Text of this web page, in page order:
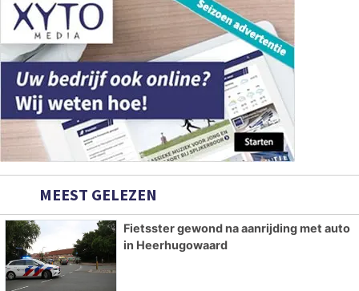
MEEST GELEZEN
Fietsster gewond na aanrijding met auto
in Heerhugowaard